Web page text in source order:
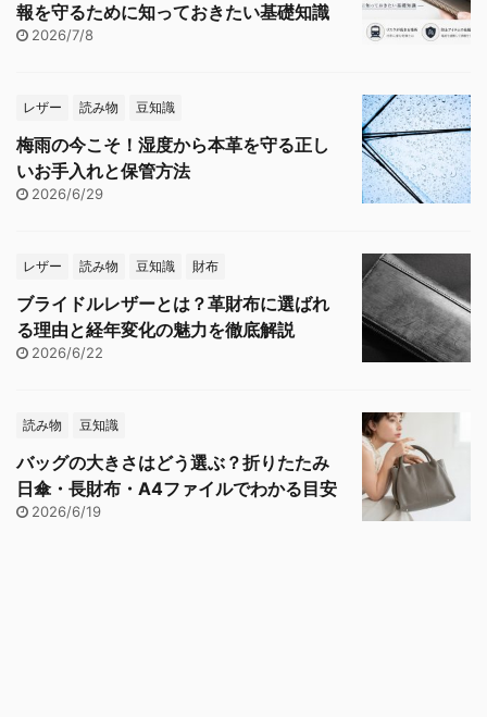
報を守るために知っておきたい基礎知識
2026/7/8
レザー 読み物 豆知識
梅雨の今こそ！湿度から本革を守る正し
いお手入れと保管方法
2026/6/29
レザー 読み物 豆知識 財布
ブライドルレザーとは？革財布に選ばれ
る理由と経年変化の魅力を徹底解説
2026/6/22
読み物 豆知識
バッグの大きさはどう選ぶ？折りたたみ
日傘・長財布・A4ファイルでわかる目安
2026/6/19